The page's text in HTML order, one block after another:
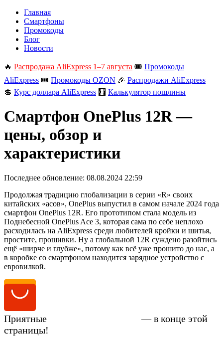
Главная
Смартфоны
Промокоды
Блог
Новости
🔥 Распродажа AliExpress 1–7 августа 🎟️ Промокоды
AliExpress 🎟️ Промокоды OZON 🎉 Распродажи AliExpress
💲 Курс доллара AliExpress 🧮 Калькулятор пошлины
Смартфон OnePlus 12R —
цены, обзор и
характеристики
Последнее обновление: 08.08.2024 22:59
Продолжая традицию глобализации в серии «R» своих
китайских «асов», OnePlus выпустил в самом начале 2024 года
смартфон OnePlus 12R. Его прототипом стала модель из
Поднебесной OnePlus Ace 3, которая сама по себе неплохо
расходилась на AliExpress среди любителей кройки и шитья,
простите, прошивки. Ну а глобальной 12R суждено разойтись
ещё «ширче и глубже», потому как всё уже прошито до нас, а
в коробке со смартфоном находится зарядное устройство с
евровилкой.
Приятные
— в конце этой
страницы!